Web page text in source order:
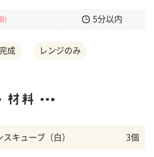
） 5分以内
成 レンジのみ
キューブ（白） 3個